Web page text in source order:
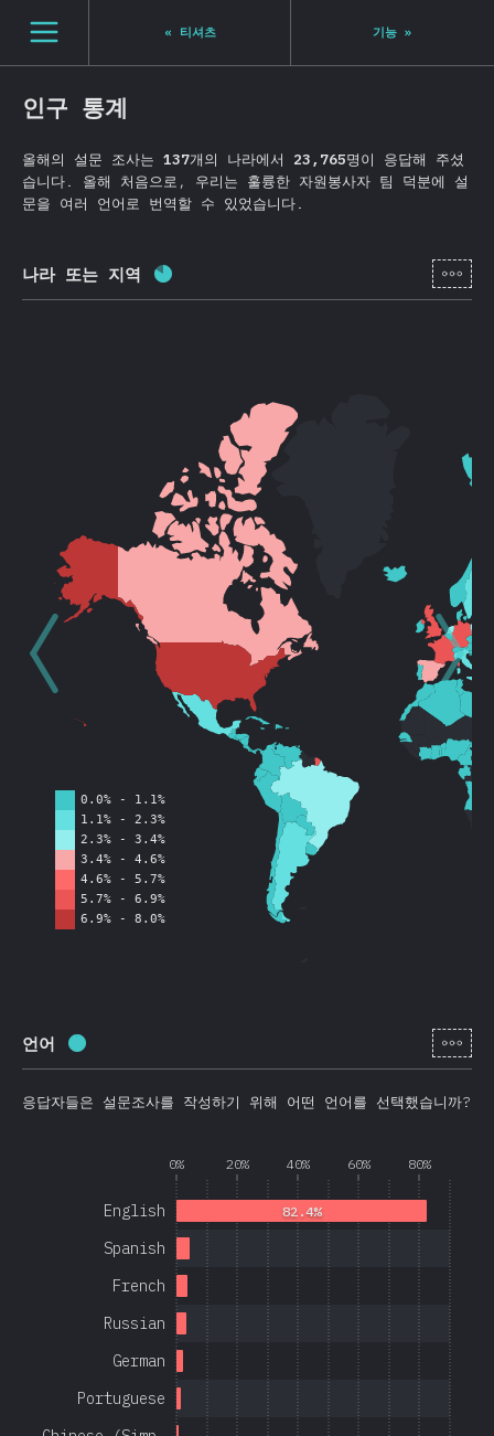
[ko-KR] general.open_nav
« 티셔츠 기능 »
인구 통계
올해의 설문 조사는 137개의 나라에서 23,765명이 응답해 주셨
습니다. 올해 처음으로, 우리는 훌륭한 자원봉사자 팀 덕분에 설
문을 여러 언어로 번역할 수 있었습니다.
나라 또는 지역 완료율: [ko-
언어 완료율: [ko-
응답자들은 설문조사를 작성하기 위해 어떤 언어를 선택했습니까?
0% 20% 40% 60% 80%
Portuguese
German
Russian
French
Spanish
English 82.4%